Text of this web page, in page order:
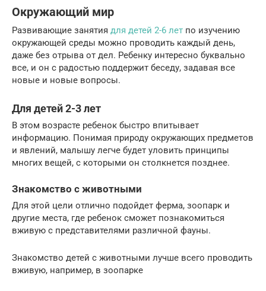
Окружающий мир
Развивающие занятия для детей 2-6 лет по изучению
окружающей среды можно проводить каждый день,
даже без отрыва от дел. Ребенку интересно буквально
все, и он с радостью поддержит беседу, задавая все
новые и новые вопросы.
Для детей 2-3 лет
В этом возрасте ребенок быстро впитывает
информацию. Понимая природу окружающих предметов
и явлений, малышу легче будет уловить принципы
многих вещей, с которыми он столкнется позднее.
Знакомство с животными
Для этой цели отлично подойдет ферма, зоопарк и
другие места, где ребенок сможет познакомиться
вживую с представителями различной фауны.
Знакомство детей с животными лучше всего проводить
вживую, например, в зоопарке